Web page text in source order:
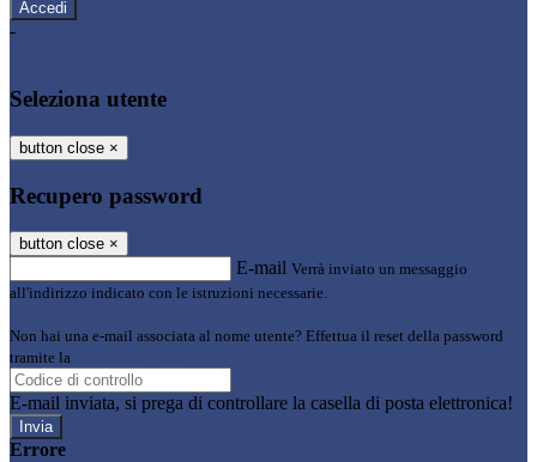
-
Seleziona utente
button close ×
Recupero password
button close ×
E-mail Verrà inviato un messaggio
all'indirizzo indicato con le istruzioni necessarie.
Non hai una e-mail associata al nome utente? Effettua il reset della password
tramite la
E-mail inviata, si prega di controllare la casella di posta elettronica!
Errore